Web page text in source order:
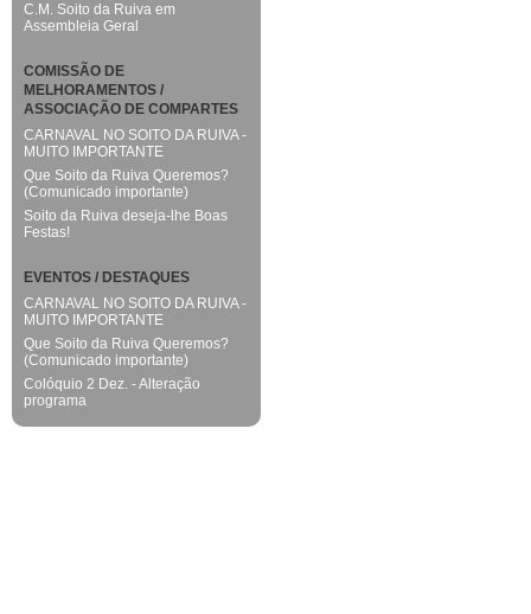
C.M. Soito da Ruiva em
Assembleia Geral
COMISSÃO DE
MELHORAMENTOS /
ASSOCIAÇÃO DE COMPARTES
CARNAVAL NO SOITO DA RUIVA -
MUITO IMPORTANTE
Que Soito da Ruiva Queremos?
(Comunicado importante)
Soito da Ruiva deseja-lhe Boas
Festas!
EVENTOS / DESTAQUES
CARNAVAL NO SOITO DA RUIVA -
MUITO IMPORTANTE
Que Soito da Ruiva Queremos?
(Comunicado importante)
Colóquio 2 Dez. - Alteração
programa